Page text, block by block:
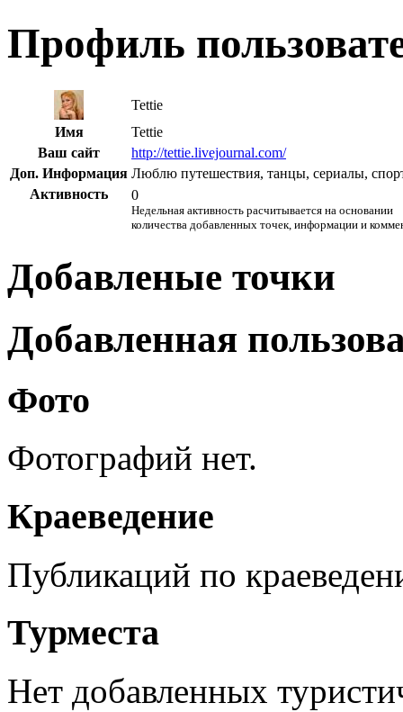
Профиль
Tettie
Имя
Tettie
Ваш сайт
http://tettie.livejournal.com/
Доп. Информация Люблю путешествия, танцы, сериалы,
Активность
0
Недельная активность расчитывается на основании
количества добавленных точек, информации и
Добавленые точки
Добавленная
Фото
Фотографий нет.
Краеведение
Публикаций по
Турместа
Нет добавленных